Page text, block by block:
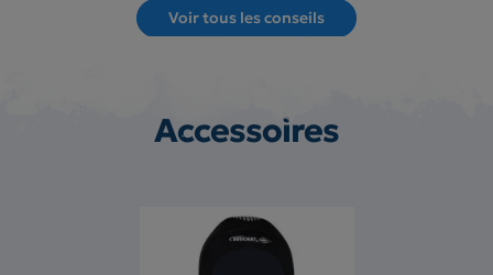
Voir tous les conseils
Accessoires